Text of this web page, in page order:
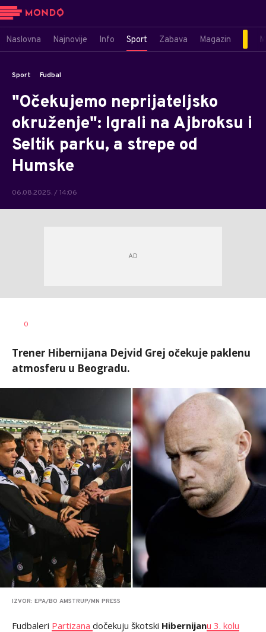
Naslovna Najnovije Info Sport Zabava Magazin
Sport Fudbal
"Očekujemo neprijateljsko
okruženje": Igrali na Ajbroksu i
Seltik parku, a strepe od
Humske
06.08.2025. / 14:06
0
Trener Hibernijana Dejvid Grej očekuje paklenu
atmosferu u Beogradu.
IZVOR: EPA/BO AMSTRUP/MN PRESS
Fudbaleri Partizana dočekuju škotski Hibernijanu 3. kolu